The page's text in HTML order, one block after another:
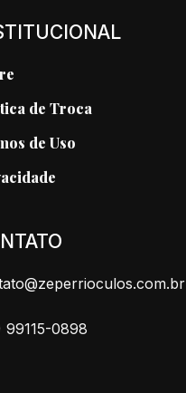
de Troca
de Uso
99115-0898